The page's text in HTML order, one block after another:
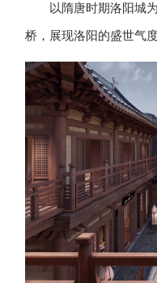
以隋唐时期洛阳城
桥，展现洛阳的盛世气